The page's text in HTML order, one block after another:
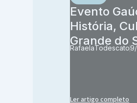
Evento
História,
Grande do
RafaelaTodescato
Ler artigo completo